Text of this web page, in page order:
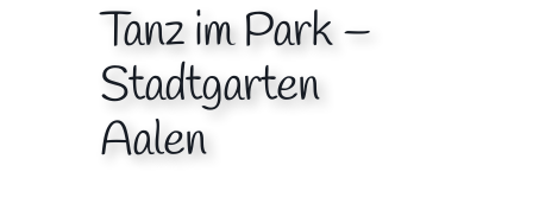
Tanz im Park –
Stadtgarten
Aalen